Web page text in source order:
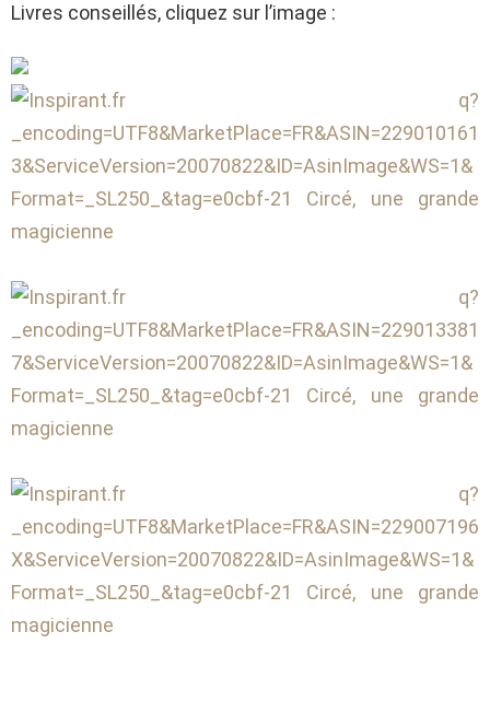
Livres conseillés, cliquez sur l’image :